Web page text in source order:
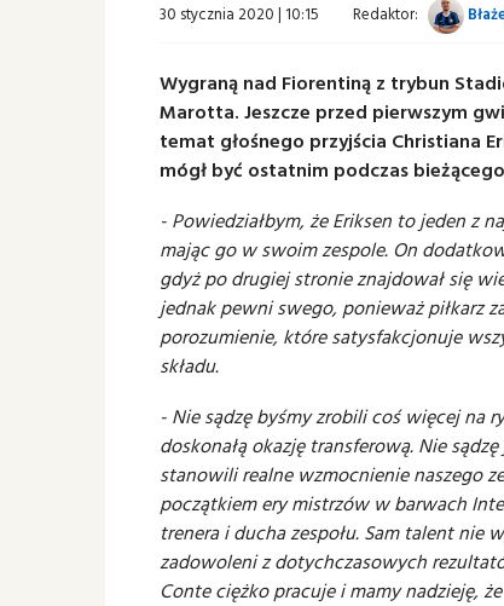
30 stycznia 2020 | 10:15 Redaktor:
Wygraną nad Fiorentiną z trybun
Marotta. Jeszcze przed pierwszym
temat głośnego przyjścia Christiana
mógł być ostatnim podczas
- Powiedziałbym, że Eriksen to jeden z
mając go w swoim zespole. On
gdyż po drugiej stronie znajdował się
jednak pewni swego, ponieważ piłkarz
porozumienie, które satysfakcjonuje
składu.
- Nie sądzę byśmy zrobili coś więcej na
doskonałą okazję transferową. Nie
stanowili realne wzmocnienie naszego
początkiem ery mistrzów w barwach
trenera i ducha zespołu. Sam talent nie
zadowoleni z dotychczasowych
Conte ciężko pracuje i mamy nadzieję,